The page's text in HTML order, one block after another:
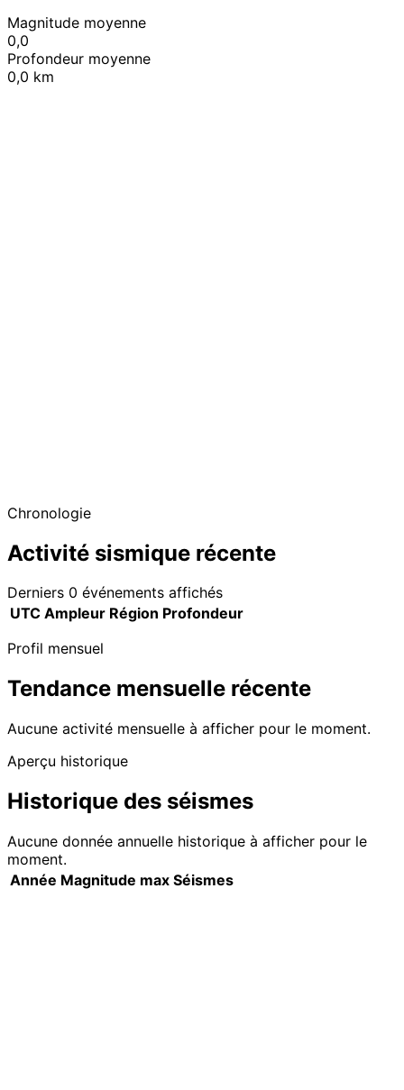
Magnitude moyenne
0,0
Profondeur moyenne
0,0 km
Chronologie
Activité sismique récente
Derniers 0 événements affichés
UTC Ampleur Région Profondeur
Profil mensuel
Tendance mensuelle récente
Aucune activité mensuelle à afficher pour le moment.
Aperçu historique
Historique des séismes
Aucune donnée annuelle historique à afficher pour le
moment.
Année Magnitude max Séismes